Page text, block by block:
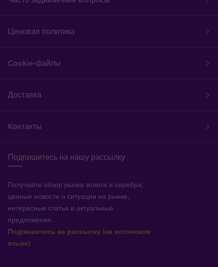
Ценовая политика
Cookie-файлы
Доставка
Kонтакты
Подпишитесь на нашу рассылку
Получайте обзор рынка золота и серебра,
ценные новости о ситуации на рынке,
интересные статьи и актуальные
предложения.
Подпишитесь на рассылку (на эстонском
языке)